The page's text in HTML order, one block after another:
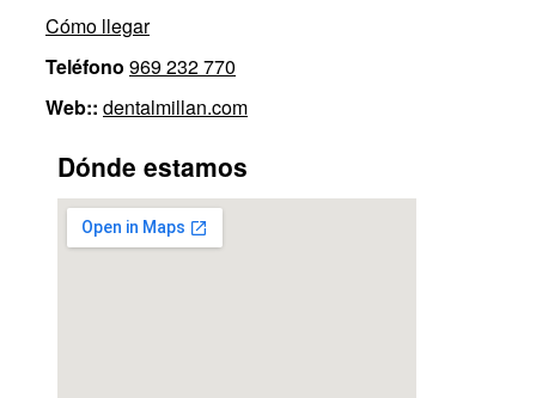
Cómo llegar
Teléfono 969 232 770
Web:: dentalmillan.com
Dónde estamos